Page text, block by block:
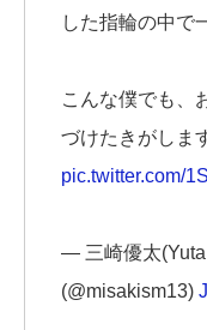
した指輪の中で
こんな僕でも、
づけたきがしま
pic.twitter.com/
— 三崎優太
(@misakism13)